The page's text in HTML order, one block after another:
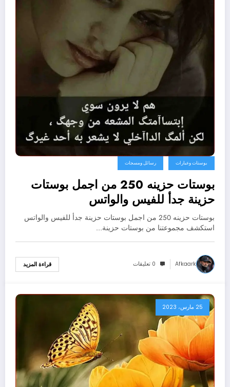
بوستات وعبارات رسائل ومسجات
بوستات حزينه 250 من اجمل بوستات
حزينة جدأ للفيس والواتس
بوستات حزينه 250 من اجمل بوستات حزينة جدأ للفيس والواتس
استكشف مجموعتنا من بوستات حزينة…
Afkaark 0 تعليقات قراءة المزيد
25 مارس، 2023